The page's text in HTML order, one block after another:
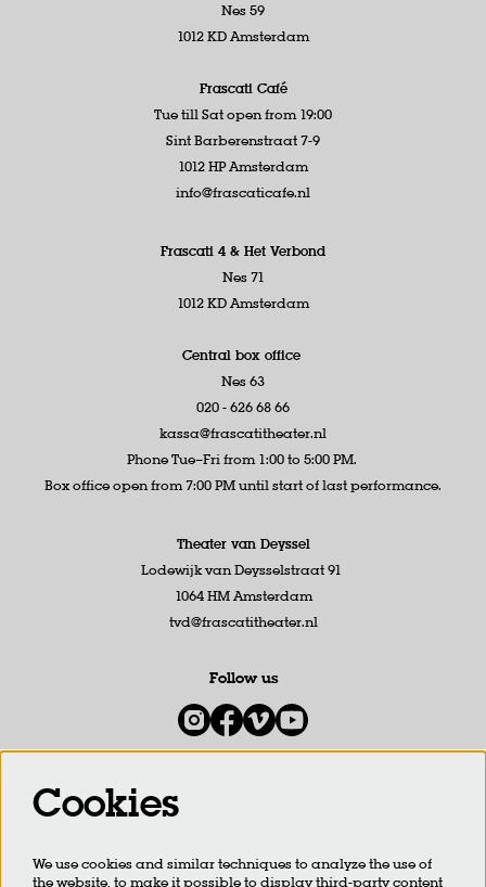
Nes 59
1012 KD Amsterdam
Frascati Café
Tue till Sat open from 19:00
Sint Barberenstraat 7-9
1012 HP Amsterdam
info@frascaticafe.nl
Frascati 4 & Het Verbond
Nes 71
1012 KD Amsterdam
Central box office
Nes 63
020 - 626 68 66
kassa@frascatitheater.nl
Phone Tue–Fri from 1:00 to 5:00 PM.
Box office open from 7:00 PM until start of last performance.
Theater van Deyssel
Lodewijk van Deysselstraat 91
1064 HM Amsterdam
tvd@frascatitheater.nl
Follow us
SIGN UP
Cookies
We use cookies and similar techniques to analyze the use of
the website, to make it possible to display third-party content